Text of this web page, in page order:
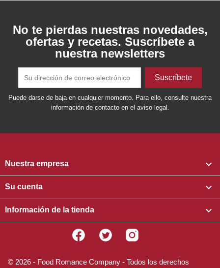
No te pierdas nuestras novedades,
ofertas y recetas. Suscríbete a
nuestra newsletters
Puede darse de baja en cualquier momento. Para ello, consulte nuestra
información de contacto en el aviso legal.
Nuestra empresa 
Su cuenta 
Información de la tienda 
Facebook Twitter
© 2026 - Food Romance Company - Todos los derechos